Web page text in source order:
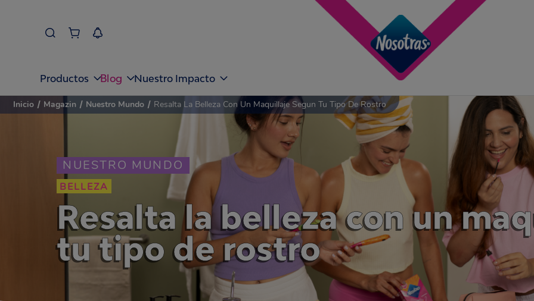
Productos Blog Nuestro Impacto
NUESTRO MUNDO
BELLEZA
Resalta la belleza con un
tu tipo de rostro
Inicio / Magazin / Nuestro Mundo / Resalta La Belleza Con Un Maquillaje Segun Tu Tipo De Rostro